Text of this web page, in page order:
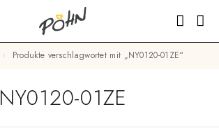
Produkte verschlagwortet mit „NY0120-01ZE“
NY0120-01ZE